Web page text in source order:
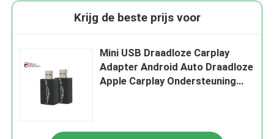
Krijg de beste prijs voor
Mini USB Draadloze Carplay
Adapter Android Auto Draadloze
Apple Carplay Ondersteuning